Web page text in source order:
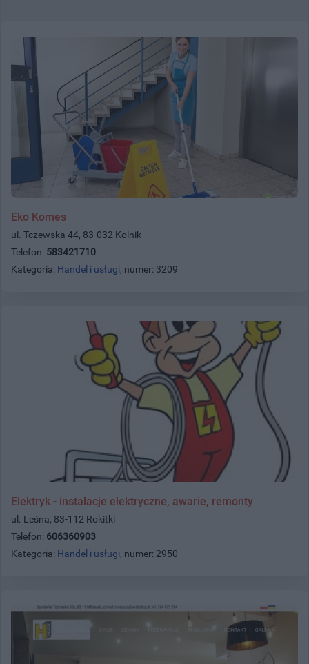
Eko Komes
ul. Tczewska 44, 83-032 Kolnik
Telefon: 583421710
Kategoria: Handel i usługi, numer: 3209
Elektryk - instalacje elektryczne, awarie, remonty
ul. Leśna, 83-112 Rokitki
Telefon: 606360903
Kategoria: Handel i usługi, numer: 2950